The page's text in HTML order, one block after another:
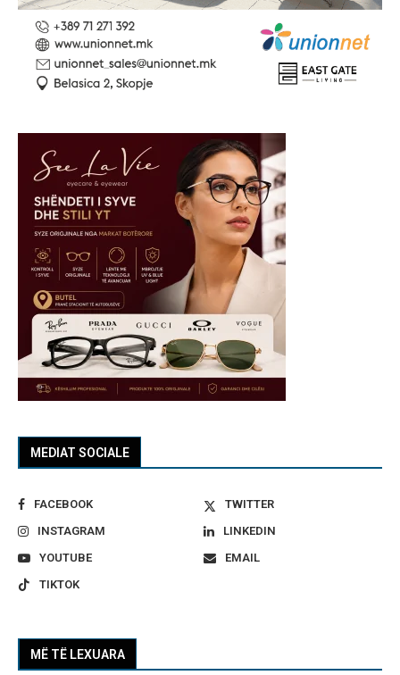
MEDIAT SOCIALE
FACEBOOK
TWITTER
INSTAGRAM
LINKEDIN
YOUTUBE
EMAIL
TIKTOK
MË TË LEXUARA